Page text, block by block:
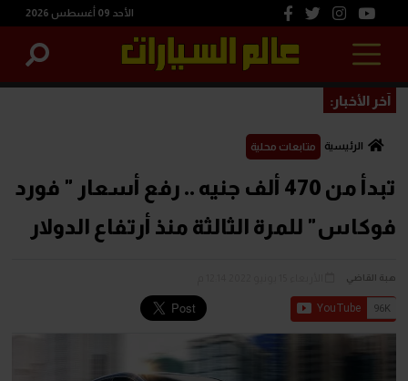
الأحد 09 أغسطس 2026
آخر الأخبار:
الرئيسية متابعات محلية
تبدأ من 470 ألف جنيه .. رفع أسعار " فورد
فوكاس" للمرة الثالثة منذ أرتفاع الدولار
هبة القاضي